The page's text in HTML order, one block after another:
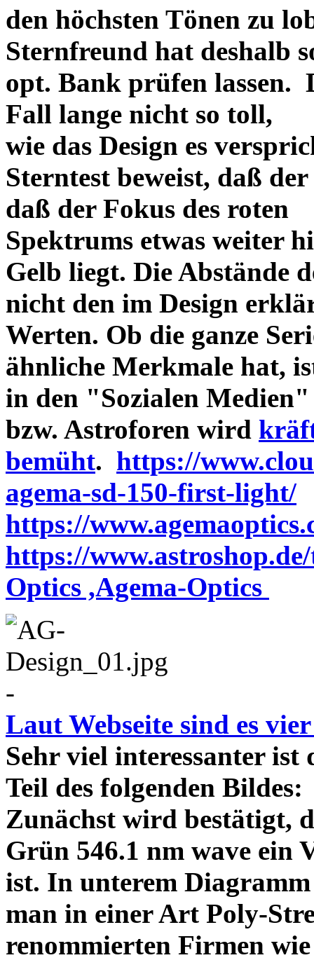
den höchsten Tönen zu
Sternfreund hat deshalb
opt. Bank prüfen lassen.
Fall lange nicht so toll,
wie das Design es
Sterntest beweist, daß
daß der Fokus des roten
Spektrums etwas weiter
Gelb liegt. Die Abstände
nicht den im Design
Werten. Ob die ganze
ähnliche Merkmale hat,
in den "Sozialen Medien"
bzw. Astroforen wird
bemüht. https://
agema-sd-150-first-light/
https://
https://
Optics ,Agema-Optics
-
Laut Webseite sind es
Sehr viel interessanter
Teil des folgenden
Zunächst wird bestätigt,
Grün 546.1 nm wave ein
ist. In unterem
man in einer Art Poly-
renommierten Firmen